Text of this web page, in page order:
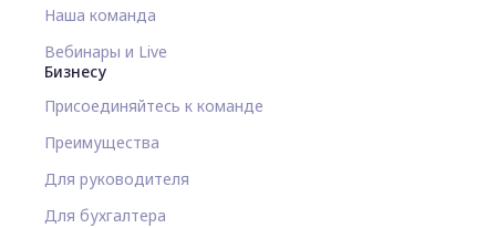
Наша команда
Вебинары и Live
Бизнесу
Присоединяйтесь к команде
Преимущества
Для руководителя
Для бухгалтера